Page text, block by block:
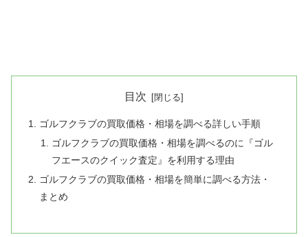
目次
ゴルフクラブの買取価格・相場を調べる詳しい手順
ゴルフクラブの買取価格・相場を調べるのに『ゴル
フエースのクイック査定』を利用する理由
ゴルフクラブの買取価格・相場を簡単に調べる方法・
まとめ